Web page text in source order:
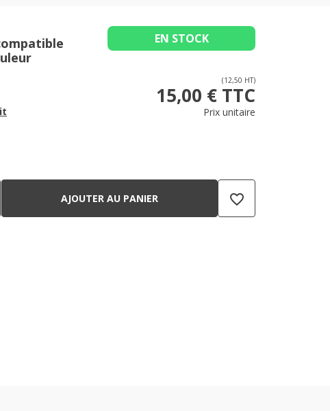
EN STOCK
(12,50 HT)
15,00 € TTC
Prix unitaire
AJOUTER AU PANIER favorite_border